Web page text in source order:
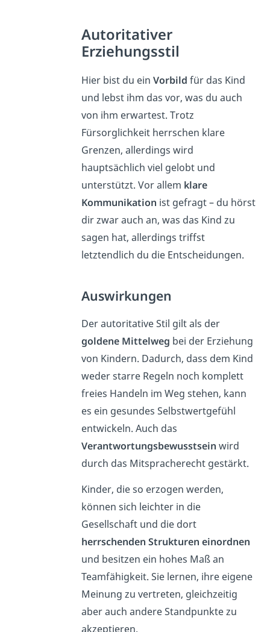
Autoritativer
Erziehungsstil
Hier bist du ein Vorbild für das Kind
und lebst ihm das vor, was du auch
von ihm erwartest. Trotz
Fürsorglichkeit herrschen klare
Grenzen, allerdings wird
hauptsächlich viel gelobt und
unterstützt. Vor allem klare
Kommunikation ist gefragt – du hörst
dir zwar auch an, was das Kind zu
sagen hat, allerdings triffst
letztendlich du die Entscheidungen.
Auswirkungen
Der autoritative Stil gilt als der
goldene Mittelweg bei der Erziehung
von Kindern. Dadurch, dass dem Kind
weder starre Regeln noch komplett
freies Handeln im Weg stehen, kann
es ein gesundes Selbstwertgefühl
entwickeln. Auch das
Verantwortungsbewusstsein wird
durch das Mitspracherecht gestärkt.
Kinder, die so erzogen werden,
können sich leichter in die
Gesellschaft und die dort
herrschenden Strukturen einordnen
und besitzen ein hohes Maß an
Teamfähigkeit. Sie lernen, ihre eigene
Meinung zu vertreten, gleichzeitig
aber auch andere Standpunkte zu
akzeptieren.